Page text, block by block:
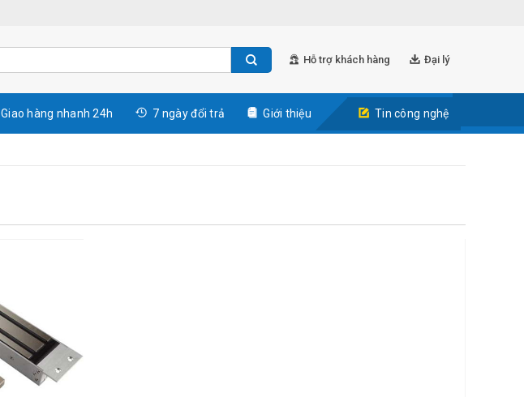
Hỗ trợ khách hàng Đại lý
Giao hàng nhanh 24h 7 ngày đổi trả Giới thiệu Tin công nghệ